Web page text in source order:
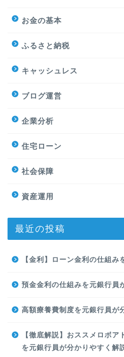
お金の基本
ふるさと納税
キャッシュレス
ブログ運営
企業分析
住宅ローン
社会保障
資産運用
最近の投稿
【金利】ローン金利の仕組み
預金金利の仕組みを元銀行員
高額療養費制度を元銀行員が
【徹底解説】おススメロボア
を元銀行員が分かりやすく解